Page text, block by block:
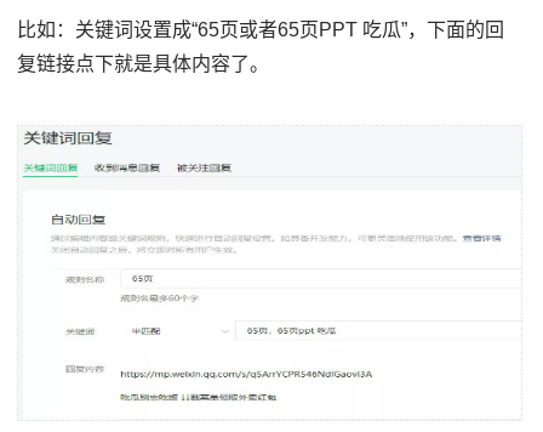
比如：关键词设置成“65页或者65页PPT 吃瓜”，下面的回
复链接点下就是具体内容了。